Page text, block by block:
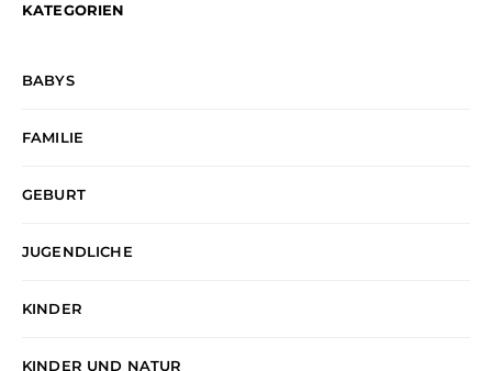
KATEGORIEN
BABYS
FAMILIE
GEBURT
JUGENDLICHE
KINDER
KINDER UND NATUR